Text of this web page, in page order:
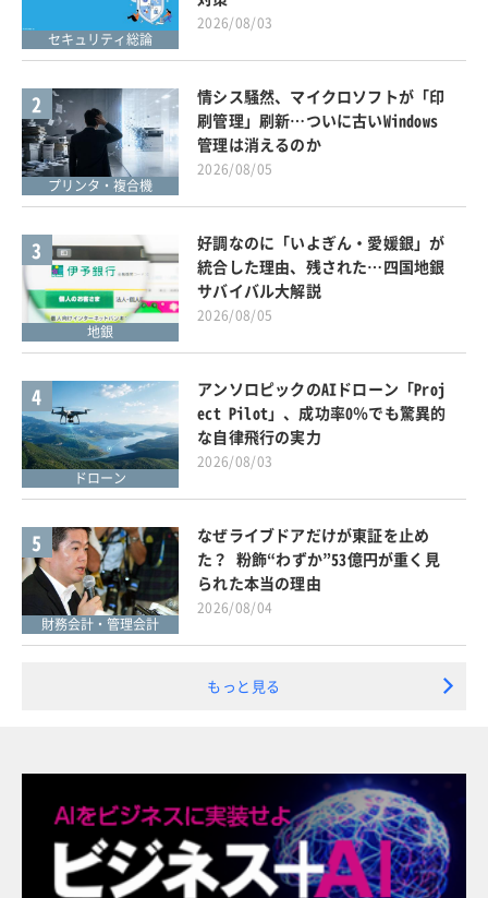
セキュリティ総論
2026/08/03
2
プリンタ・複合機
情シス騒然、マイクロソフトが「印
刷管理」刷新…ついに古いWindows
管理は消えるのか
2026/08/05
3
地銀
好調なのに「いよぎん・愛媛銀」が
統合した理由、残された…四国地銀
サバイバル大解説
2026/08/05
4
ドローン
アンソロピックのAIドローン「Proj
ect Pilot」、成功率0％でも驚異的
な自律飛行の実力
2026/08/03
5
財務会計・管理会計
なぜライブドアだけが東証を止め
た？ 粉飾“わずか”53億円が重く見
られた本当の理由
2026/08/04
もっと見る